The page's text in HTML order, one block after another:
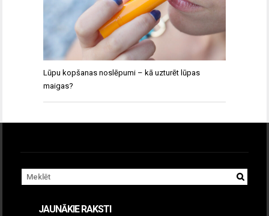
Lūpu kopšanas noslēpumi – kā uzturēt lūpas
maigas?
JAUNĀKIE RAKSTI